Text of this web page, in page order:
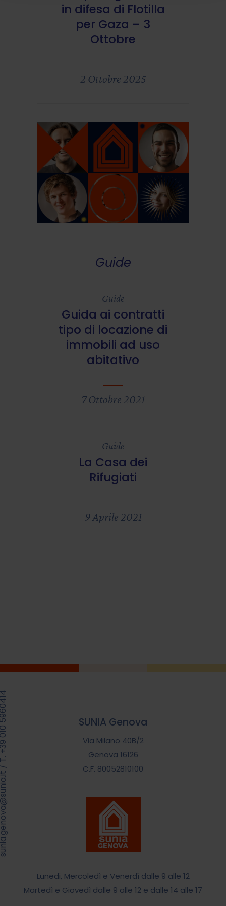
in difesa di Flotilla
per Gaza – 3
Ottobre
2 Ottobre 2025
Guide
Guide
Guida ai contratti
tipo di locazione di
immobili ad uso
abitativo
7 Ottobre 2021
Guide
La Casa dei
Rifugiati
9 Aprile 2021
SUNIA Genova
Via Milano 40B/2
Genova 16126
C.F. 80052810100
Lunedi, Mercoledì e Venerdì dalle 9 alle 12
Martedì e Giovedì dalle 9 alle 12 e dalle 14 alle 17